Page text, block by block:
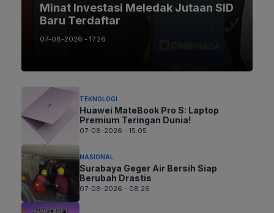
Minat Investasi Meledak Jutaan SID
Baru Terdaftar
07-08-2026 - 17.26
TEKNOLOGI
Huawei MateBook Pro S: Laptop
Premium Teringan Dunia!
07-08-2026 - 15.05
NASIONAL
Surabaya Geger Air Bersih Siap
Berubah Drastis
07-08-2026 - 08.26